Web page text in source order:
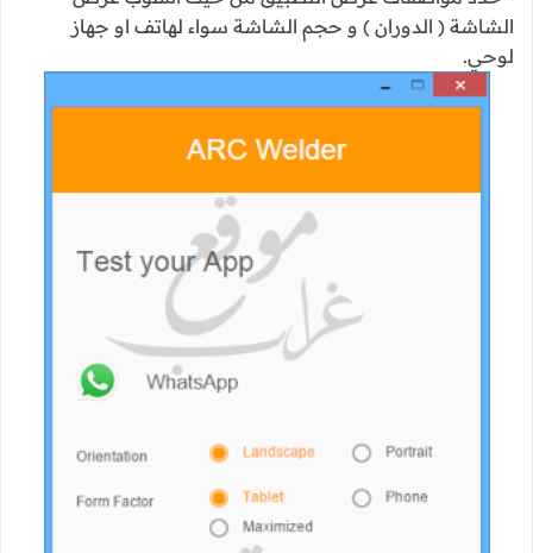
الشاشة ( الدوران ) و حجم الشاشة سواء لهاتف او جهاز
لوحي.